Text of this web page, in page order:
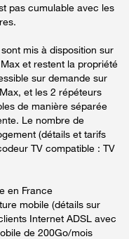
pas cumulable avec les
mis à disposition sur
et restent la propriété
sur demande sur
et les 2 répéteurs
de manière séparée
Le nombre de
(détails et tarifs
TV compatible : TV
en France
mobile (détails sur
Internet ADSL avec
de 200Go/mois